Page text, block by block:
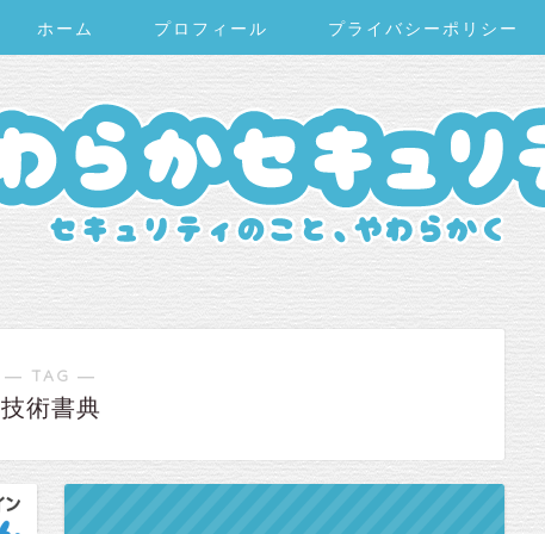
ホーム プロフィール プライバシーポリシー
― TAG ―
技術書典